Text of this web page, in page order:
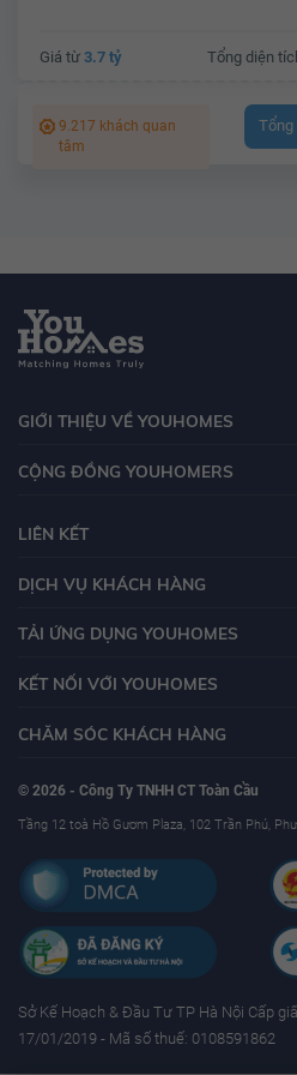
Giá từ 3.7 tỷ Tổng diện
9.217 khách quan
tâm
Tổng
GIỚI THIỆU VỀ YOUHOMES
CỘNG ĐỒNG YOUHOMERS
LIÊN KẾT
DỊCH VỤ KHÁCH HÀNG
TẢI ỨNG DỤNG YOUHOMES
KẾT NỐI VỚI YOUHOMES
CHĂM SÓC KHÁCH HÀNG
© 2026 - Công Ty TNHH CT Toàn Cầu
Tầng 12 toà Hồ Gươm Plaza, 102 Trần Phú,
Sở Kế Hoạch & Ðầu Tư TP Hà Nội Cấp
17/01/2019 - Mã số thuế: 0108591862